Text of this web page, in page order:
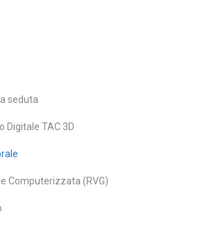
seduta
TAC 3D
Computerizzata (RVG)